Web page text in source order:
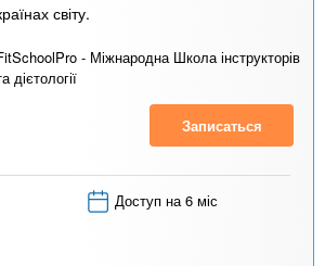
світу.
- Міжнародна Школа інструкторів
дієтології
Записаться
Доступ на 6 міс